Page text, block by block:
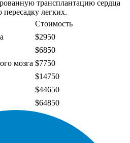
трансплантацию сердца
легких.
Стоимость
$2950
$6850
мозга $7750
$14750
$44650
$64850